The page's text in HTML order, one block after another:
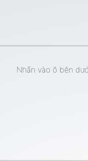
Nhấn vào ô bên